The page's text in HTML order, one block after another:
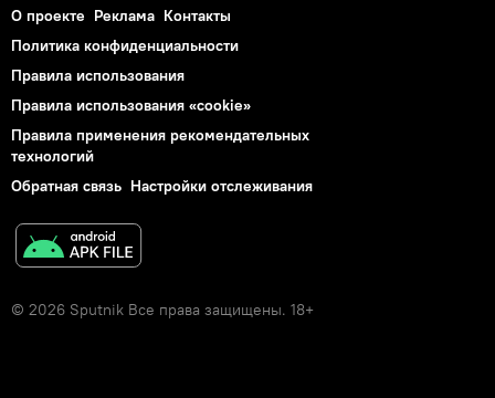
О проекте Реклама Контакты
Политика конфиденциальности
Правила использования
Правила использования «cookie»
Правила применения рекомендательных
технологий
Обратная связь Настройки отслеживания
© 2026 Sputnik Все права защищены. 18+